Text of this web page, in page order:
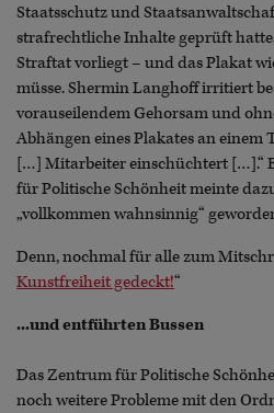
Staatsschutz und
strafrechtliche Inhalte geprüft
Straftat vorliegt – und das Plakat
müsse. Shermin Langhoff irritiert
vorauseilendem Gehorsam und
Abhängen eines Plakates an
[…] Mitarbeiter einschüchtert […].“
für Politische Schönheit meinte
„vollkommen wahnsinnig“
Denn, nochmal für alle zum
Kunstfreiheit gedeckt!“
...und entführten Bussen
Das Zentrum für Politische
noch weitere Probleme mit den